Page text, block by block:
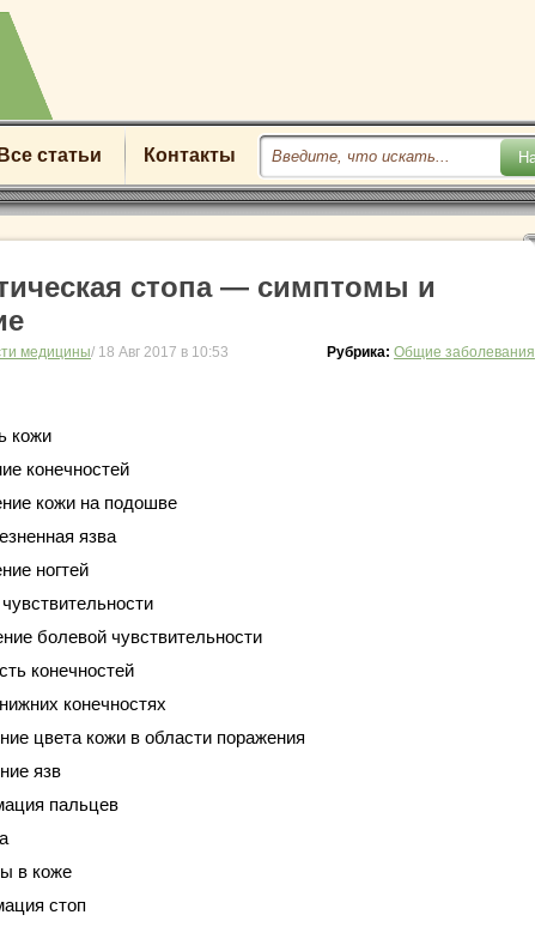
Все статьи Контакты
стопа — симптомы и
медицины/ 18 Авг 2017 в 10:53 Рубрика: Общие заболевания
кожи
конечностей
кожи на подошве
язва
ногтей
болевой чувствительности
конечностей
конечностях
цвета кожи в области поражения
язв
пальцев
в коже
стоп